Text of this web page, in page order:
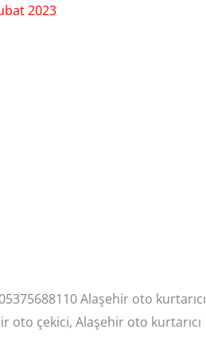
2023
Alaşehir oto kurtarıcı
oto çekici, Alaşehir oto kurtarıcı